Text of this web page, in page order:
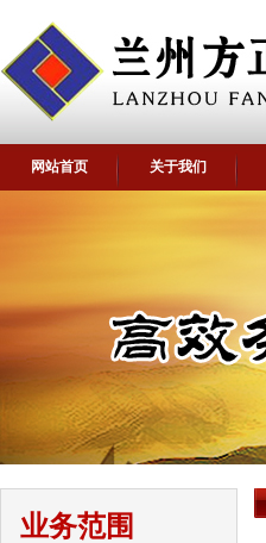
网站首页 关于我们
业务范围